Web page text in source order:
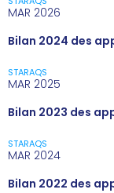
MAR 2026
Bilan 2024 des
STARAQS
MAR 2025
Bilan 2023 des
STARAQS
MAR 2024
Bilan 2022 des